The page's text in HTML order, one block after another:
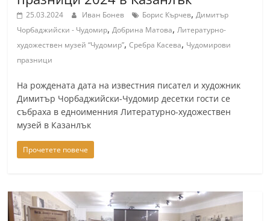
a
k
-
.
i
n
f
o
a
25.03.2024 Иван Бонев Борис Кърчев,Димитър
Чорбаджийски - Чудомир,Добрина Матова,Литературно-
художествен музей “Чудомир”,Сребра Касева, Чудомирови
празници
На рождената дата на известния писател и художник
Димитър Чорбаджийски-Чудомир десетки гости се
събраха в едноименния Литературно-художествен
музей в Казанлък
Прочетете повече